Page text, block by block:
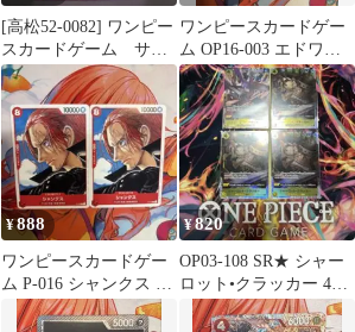
[高松52-0082] ワンピー
スカードゲーム サン
ジ SPST14-003 SR
スペシャルカード ブ
ースターパック 王族の
血統【OP-10】[中古/ゆ
うパケット]
ワンピースカードゲー
ム OP16-003 エドワー
ド・ニューゲート パラ
レル
¥888
ワンピースカードゲー
ム P-016 シャンクス 2
枚セット
¥820
OP03-108 SR★ シャー
ロット•クラッカー 4枚
セット